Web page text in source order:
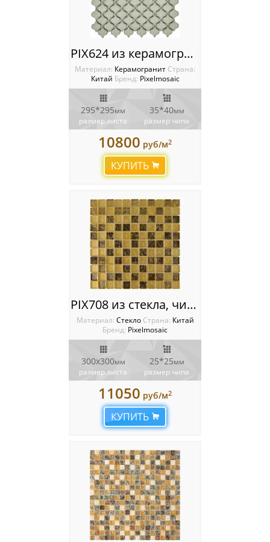
PIX624 из керамогранита, чип 35х40 мм, сетка 295х295х7 мм
Материал: Керамогранит Cтрана:
Китай Бренд: Pixelmosaic
295*295мм
размер листа
35*40мм
размер чипа
10800 руб/м2
КУПИТЬ
PIX708 из стекла, чип 25x25 мм, сетка 300х300x8 мм
Материал: Стекло Cтрана: Китай
Бренд: Pixelmosaic
300х300мм
размер листа
25*25мм
размер чипа
11050 руб/м2
КУПИТЬ